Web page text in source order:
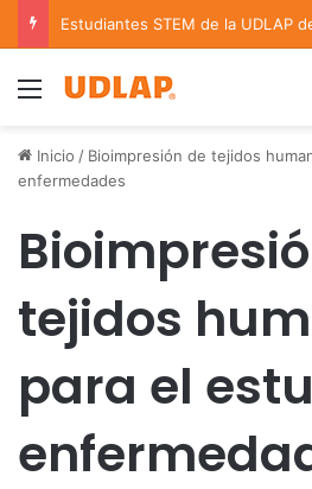
Menu
Inicio / Bioimpresión de tejidos
enfermedades
tejidos
para el